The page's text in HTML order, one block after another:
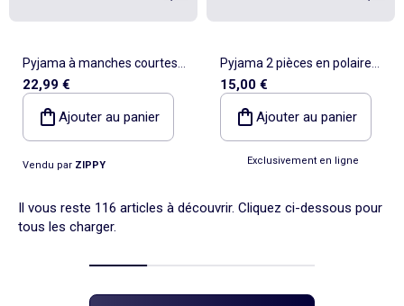
Pyjama à manches courtes
en coton avec imprimé Hello
Kitty
22,99 €
Ajouter au panier
Vendu par ZIPPY
Pyjama 2 pièces en polaire
corail - Sweat + pantalon
15,00 €
Ajouter au panier
Exclusivement en ligne
Il vous reste 116 articles à découvrir. Cliquez ci-dessous pour
tous les charger.